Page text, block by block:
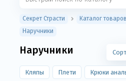
Секрет Страсти Каталог товаров
Наручники
Наручники
Кляпы Плети Крюки